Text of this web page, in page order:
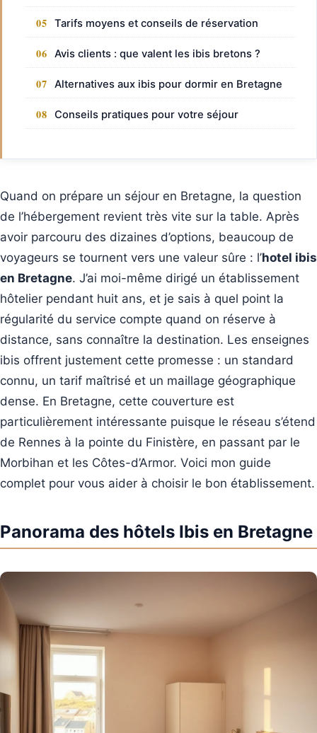
Tarifs moyens et conseils de réservation
Avis clients : que valent les ibis bretons ?
Alternatives aux ibis pour dormir en Bretagne
Conseils pratiques pour votre séjour
Quand on prépare un séjour en Bretagne, la question
de l’hébergement revient très vite sur la table. Après
avoir parcouru des dizaines d’options, beaucoup de
voyageurs se tournent vers une valeur sûre : l’hotel ibis
en Bretagne. J’ai moi-même dirigé un établissement
hôtelier pendant huit ans, et je sais à quel point la
régularité du service compte quand on réserve à
distance, sans connaître la destination. Les enseignes
ibis offrent justement cette promesse : un standard
connu, un tarif maîtrisé et un maillage géographique
dense. En Bretagne, cette couverture est
particulièrement intéressante puisque le réseau s’étend
de Rennes à la pointe du Finistère, en passant par le
Morbihan et les Côtes-d’Armor. Voici mon guide
complet pour vous aider à choisir le bon établissement.
Panorama des hôtels Ibis en Bretagne